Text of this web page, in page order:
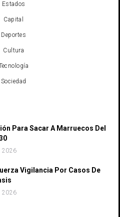
Estados
Capital
Deportes
Cultura
Sociedad
Para Sacar A Marruecos Del
2026
Vigilancia Por Casos De
2026